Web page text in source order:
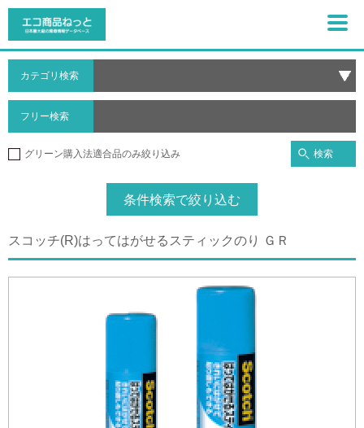
カテゴリ検索
フリー検索
グリーン購入法適合品のみ絞り込み 検索
条件検索で絞り込む
スコッチ(R)はってはがせるスティックのり ＧＲ